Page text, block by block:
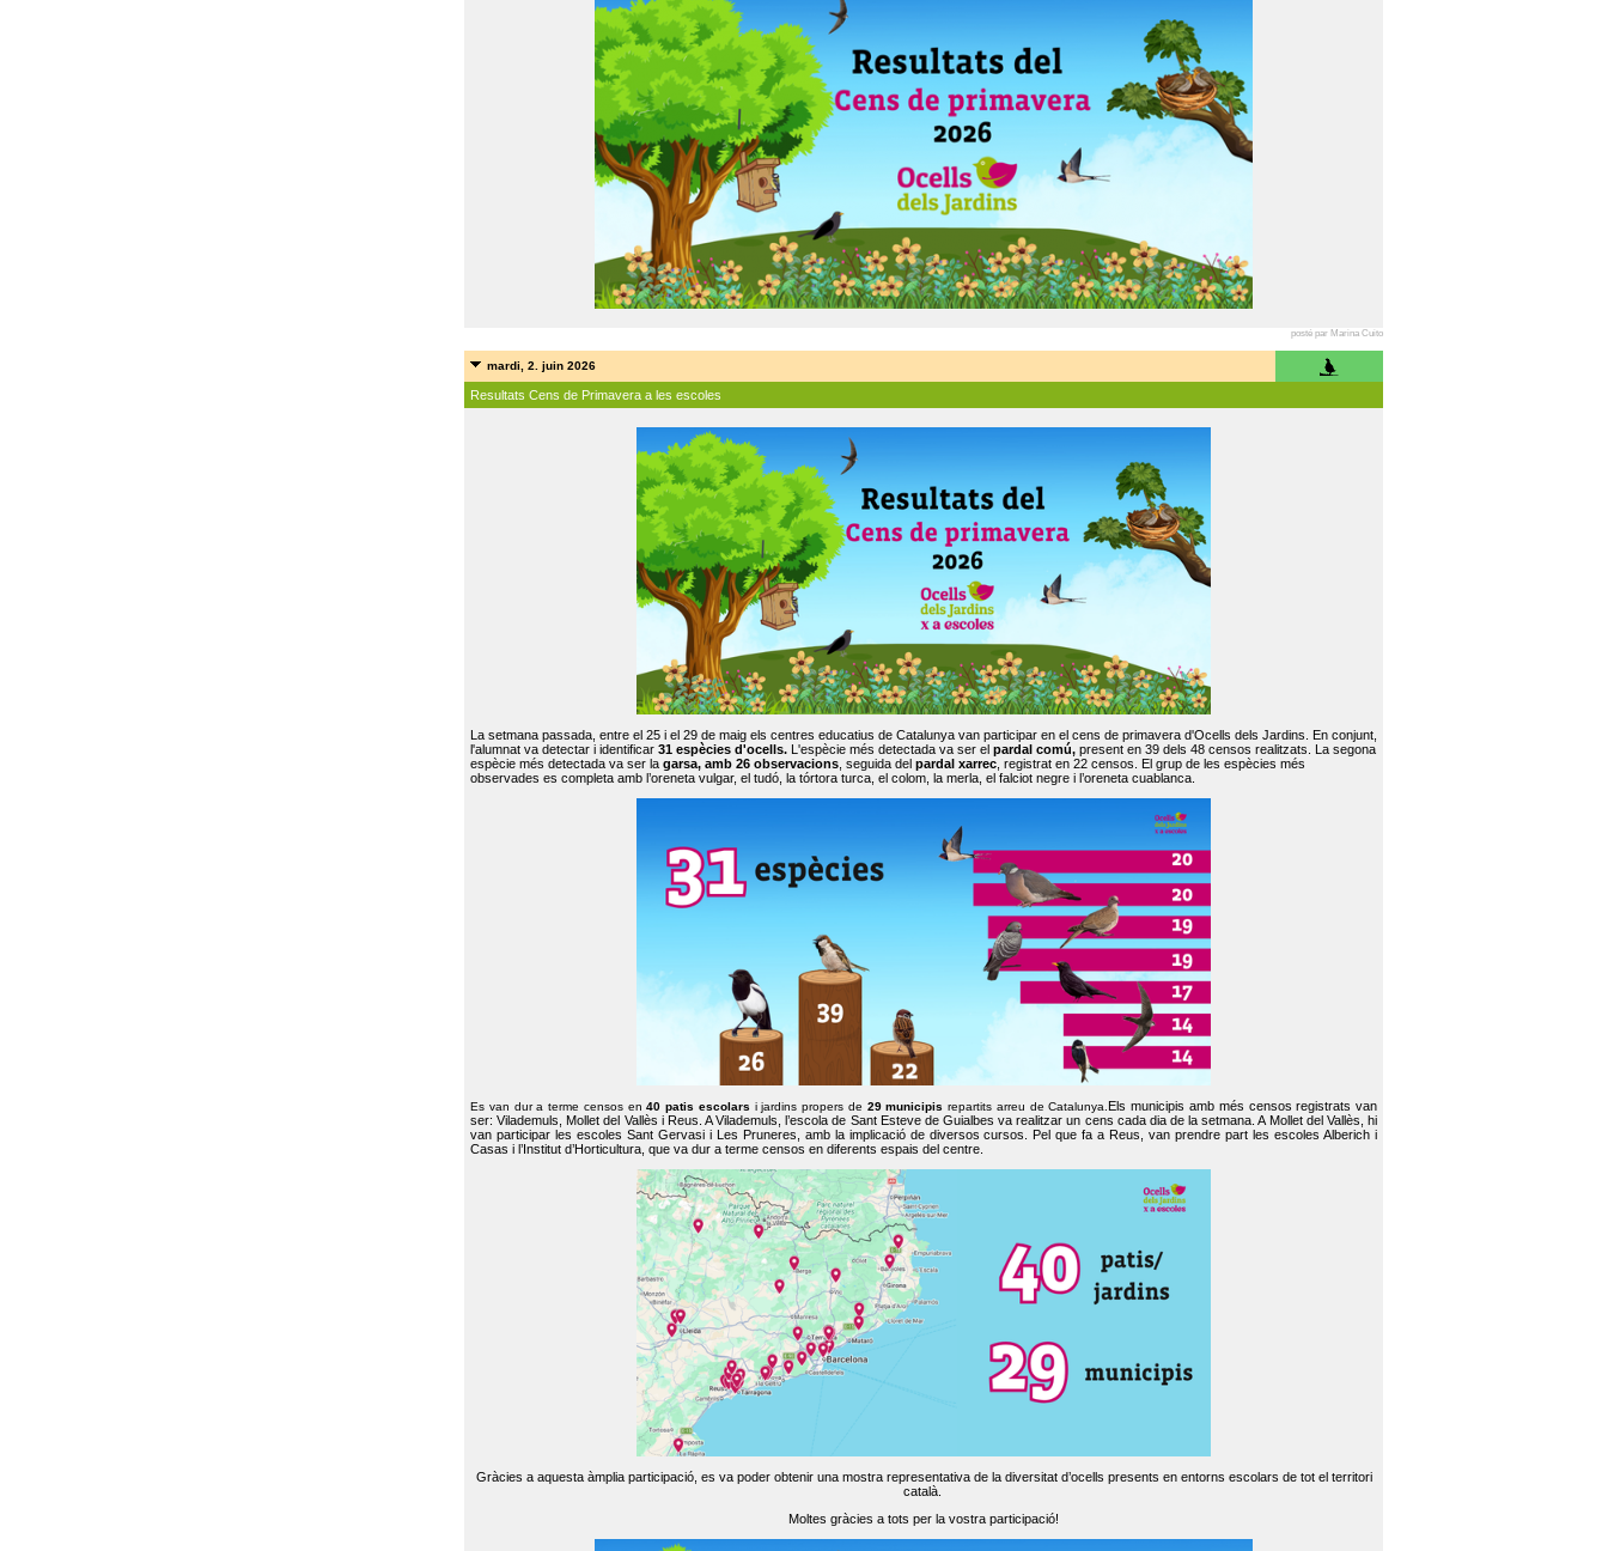
posté par Marina Cuito
mardi, 2. juin 2026
Resultats Cens de Primavera a les escoles
La setmana passada, entre el 25 i el 29 de maig els centres educatius de Catalunya van participar en el cens de primavera d'Ocells dels Jardins. En conjunt,
l'alumnat va detectar i identificar 31 espècies d'ocells. L'espècie més detectada va ser el pardal comú, present en 39 dels 48 censos realitzats. La segona
espècie més detectada va ser la garsa, amb 26 observacions , seguida del pardal xarrec , registrat en 22 censos. El grup de les espècies més
observades es completa amb l’oreneta vulgar, el tudó, la tórtora turca, el colom, la merla, el falciot negre i l’oreneta cuablanca.
Es van dur a terme censos en40 patis escolars i jardins propers de 29 municipis repartits arreu de Catalunya. Els municipis amb més censos registrats van
ser: Vilademuls, Mollet del Vallès i Reus. A Vilademuls, l’escola de Sant Esteve de Guialbes va realitzar un cens cada dia de la setmana. A Mollet del Vallès, hi
van participar les escoles Sant Gervasi i Les Pruneres, amb la implicació de diversos cursos. Pel que fa a Reus, van prendre part les escoles Alberich i
Casas i l’Institut d’Horticultura, que va dur a terme censos en diferents espais del centre.
Gràcies a aquesta àmplia participació, es va poder obtenir una mostra representativa de la diversitat d’ocells presents en entorns escolars de tot el territori
català.
Moltes gràcies a tots per la vostra participació!